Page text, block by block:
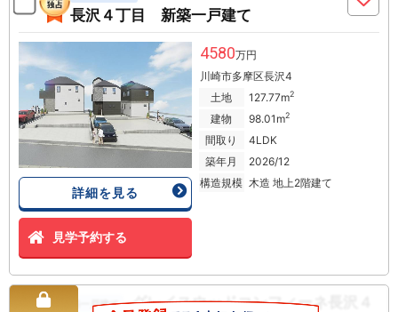
長沢４丁目 新築一戸建て
詳細を見る
見学予約する
4580万円
川崎市多摩区長沢4
土地
127.77m2
建物 98.01m2
間取り
4LDK
築年月
2026/12
構造規模 木造 地上2階建て
新築一戸建て
グレイスウッドコンフィーネ長沢４